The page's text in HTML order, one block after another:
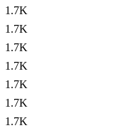
1.7K
1.7K
1.7K
1.7K
1.7K
1.7K
1.7K